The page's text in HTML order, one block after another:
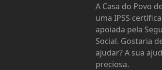
A Casa do Povo
uma IPSS
apoiada pela
Social. Gostaria
ajudar? A sua
preciosa.